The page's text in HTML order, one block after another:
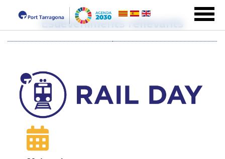
Esdeveniments rellevants